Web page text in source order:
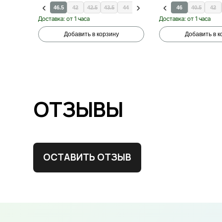
45.5 46.5 42 42.5 43.5 44 44.5
Доставка: от 1 часа
Добавить в корзину
46 40.5 42
Доставка: от 1 часа
Добавить в
ОТЗЫВЫ
ОСТАВИТЬ ОТЗЫВ